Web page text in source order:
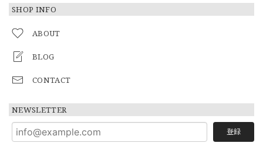
SHOP INFO
ABOUT
BLOG
CONTACT
NEWSLETTER
登録